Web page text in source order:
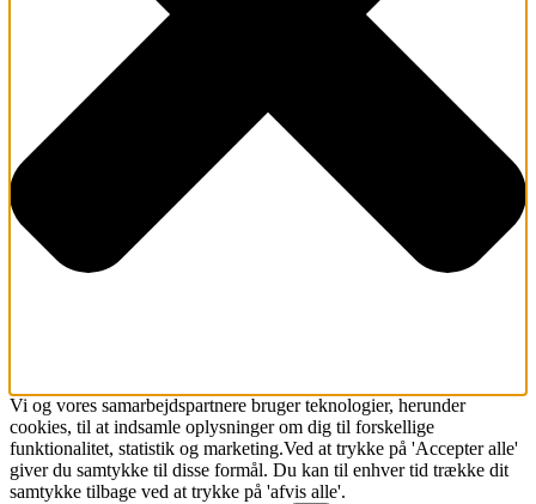
Vi og vores samarbejdspartnere bruger teknologier, herunder
cookies, til at indsamle oplysninger om dig til forskellige
funktionalitet, statistik og marketing.Ved at trykke på 'Accepter alle'
giver du samtykke til disse formål. Du kan til enhver tid trække dit
samtykke tilbage ved at trykke på 'afvis alle'.